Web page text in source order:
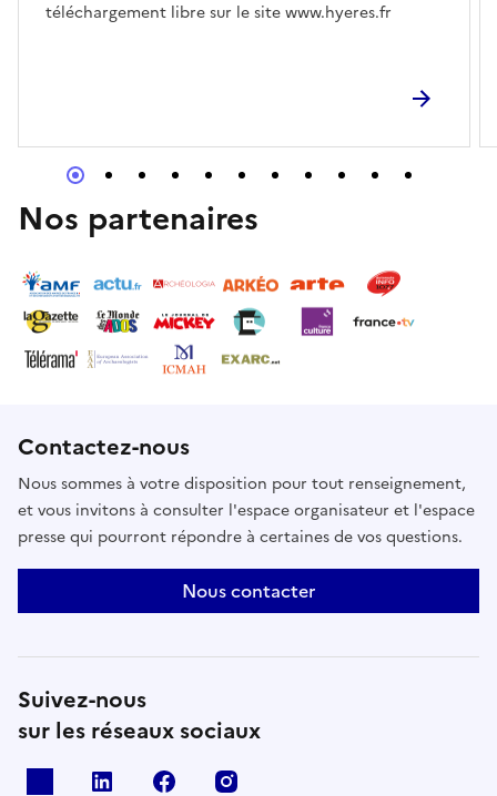
téléchargement libre sur le site www.hyeres.fr
Nos partenaires
Contactez-nous
Nous sommes à votre disposition pour tout renseignement,
et vous invitons à consulter l'espace organisateur et l'espace
presse qui pourront répondre à certaines de vos questions.
Nous contacter
Suivez-nous
sur les réseaux sociaux
Linkedin Facebook